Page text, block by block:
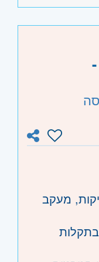
והמכירות.
רמת גן
חולון
כפר סבא
השרון
מעקב